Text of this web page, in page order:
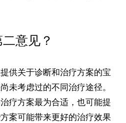
意见？
供关于诊断和治疗方案的宝
未考虑过的不同治疗途径。
疗方案最为合适，也可能提
案可能带来更好的治疗效果